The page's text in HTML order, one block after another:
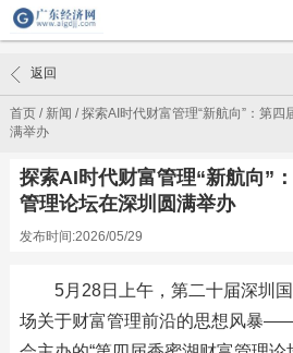
首页/ 新闻 /探索AI时代财富管理“新航向”：第
满举办
返回
探索AI时代财富管理“新航向”
管理论坛在深圳圆满举办
发布时间:2026/05/29
5月28日上午，第二十届深圳
场关于财富管理前沿的思想风暴